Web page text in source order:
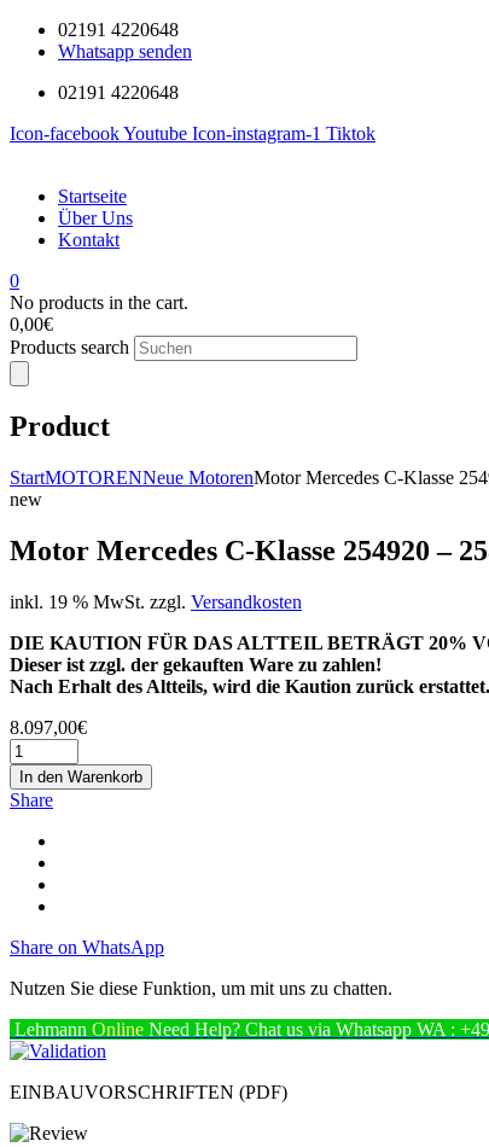
02191 4220648
Whatsapp senden
02191 4220648
Icon-facebookYoutube Icon-instagram-1 Tiktok
Startseite
Über Uns
Kontakt
0
No products in the cart.
0,00€
Products search
Product
StartMOTORENNeue MotorenMotor Mercedes C-Klasse
new
Motor Mercedes C-Klasse 254920 –
inkl. 19 % MwSt. zzgl. Versandkosten
DIE KAUTION FÜR DAS ALTTEIL BETRÄGT 20%
Dieser ist zzgl. der gekauften Ware zu zahlen!
Nach Erhalt des Altteils, wird die Kaution zurück erstattet.
8.097,00€
In den Warenkorb
Share
Share on WhatsApp
Nutzen Sie diese Funktion, um mit uns zu chatten.
Lehmann Online Need Help? Chat us via Whatsapp WA :
EINBAUVORSCHRIFTEN (PDF)